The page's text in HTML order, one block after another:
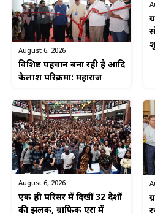
August 6, 2026
विशिष्ट पहचान बना रही है आदि
कैलाश परिक्रमा: महाराज
August 6, 2026
एक ही परिसर में दिखीं 32 देशों
की झलक, ग्राफिक एरा में